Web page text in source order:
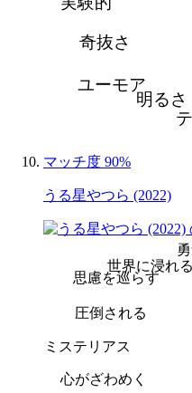
明るさ
ユーモア
奇抜さ
マッチ度 90%
うる星やつら (2022)
心がざわめく
ミステリアス
圧倒される
思慮を巡らす
世界に浸れる